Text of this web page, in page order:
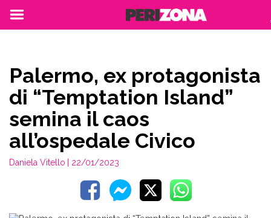
Palermo, ex protagonista
di “Temptation Island”
semina il caos
all’ospedale Civico
Daniela Vitello | 22/01/2023